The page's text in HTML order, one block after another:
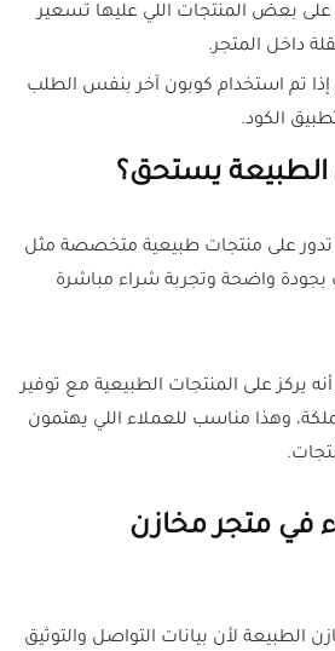
على بعض المنتجات اللي عليها تسعير
داخل المتجر.
إذا تم استخدام كوبون آخر بنفس الطلب
الكود.
يستحق؟
تدور على منتجات طبيعية متخصصة مثل
بجودة واضحة وتجربة شراء مباشرة
يركز على المنتجات الطبيعية مع توفير
وهذا مناسب للعملاء اللي يهتمون
في متجر مخازن
الطبيعة لأن بيانات التواصل والتوثيق